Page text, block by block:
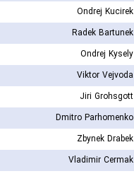
Ondrej Kucirek
Radek Bartunek
Ondrej Kysely
Viktor Vejvoda
Jiri Grohsgott
Dmitro Parhomenko
Zbynek Drabek
Vladimir Cermak